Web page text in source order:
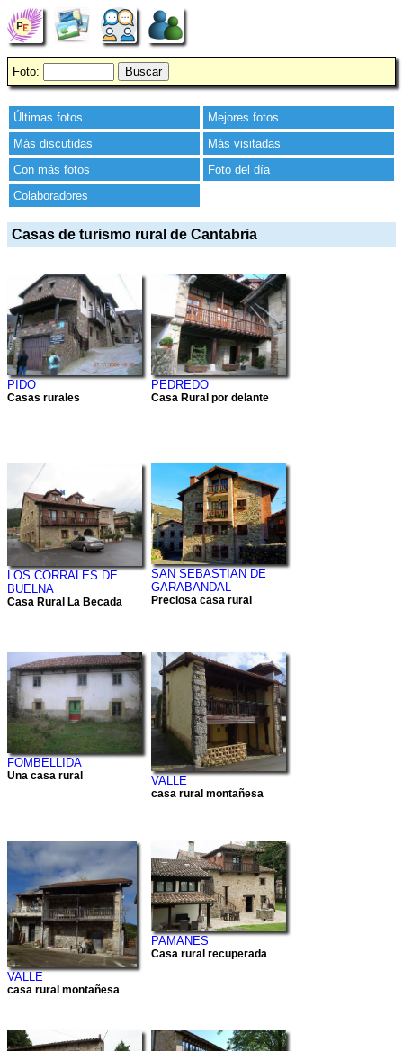
Foto:
Últimas fotos
Mejores fotos
Más discutidas
Más visitadas
Con más fotos
Foto del día
Colaboradores
Casas de turismo rural de Cantabria
PIDO
Casas rurales
PEDREDO
Casa Rural por delante
LOS CORRALES DE
BUELNA
Casa Rural La Becada
SAN SEBASTIAN DE
GARABANDAL
Preciosa casa rural
FOMBELLIDA
Una casa rural VALLE
casa rural montañesa
VALLE
casa rural montañesa
PAMANES
Casa rural recuperada